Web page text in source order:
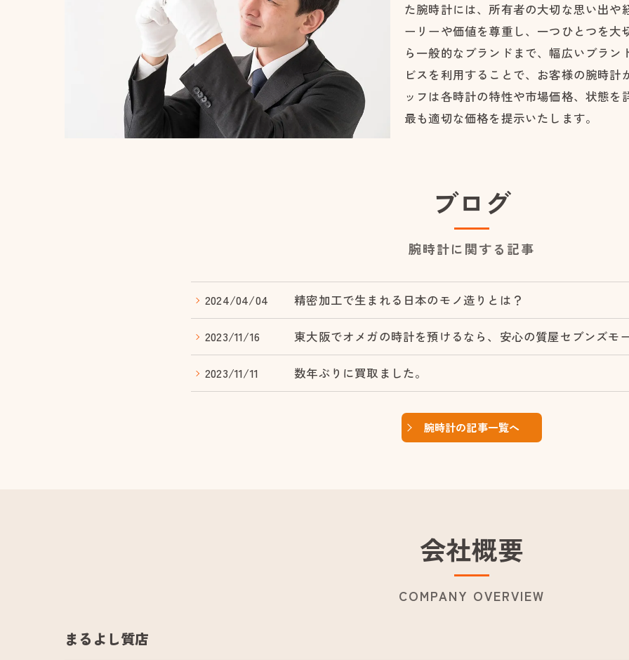
た腕時計には、所有者の大切な思い出
ーリーや価値を尊重し、一つひとつを
ら一般的なブランドまで、幅広いブラ
ビスを利用することで、お客様の腕時
ッフは各時計の特性や市場価格、状態
最も適切な価格を提示いたします。
ブログ
腕時計に関する記事
2024/04/04 精密加工で生まれる日本のモノ造りとは？
2023/11/16 東大阪でオメガの時計を預けるなら、安心の質屋セブンズ
2023/11/11 数年ぶりに買取ました。
腕時計の記事一覧へ
会社概要
COMPANY OVERVIEW
まるよし質店